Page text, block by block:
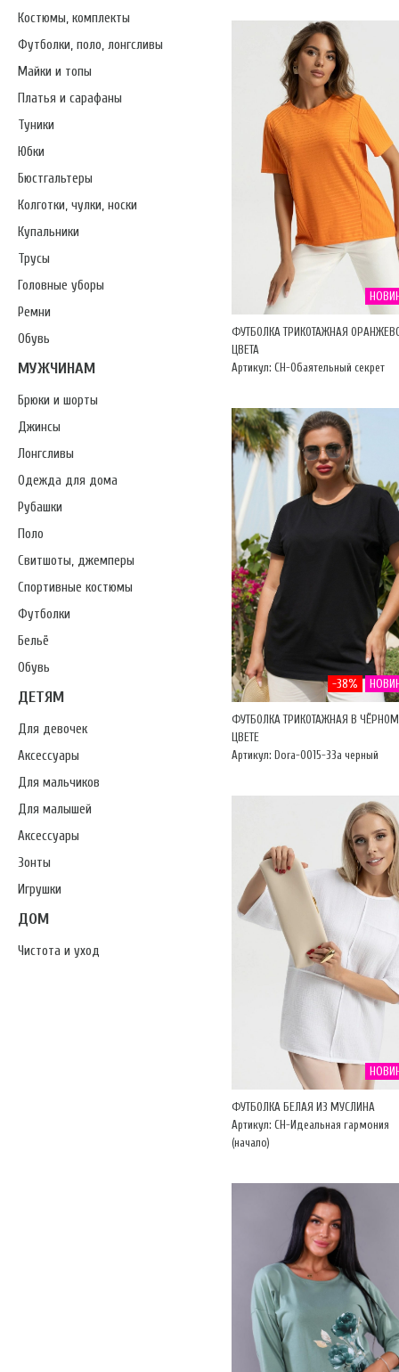
Костюмы, комплекты
Футболки, поло, лонгсливы
Майки и топы
Платья и сарафаны
Туники
Юбки
Бюстгальтеры
Колготки, чулки, носки
Купальники
Трусы
Головные уборы
Ремни
Обувь
МУЖЧИНАМ
Брюки и шорты
Джинсы
Лонгсливы
Одежда для дома
Рубашки
Поло
Свитшоты, джемперы
Спортивные костюмы
Футболки
Бельё
Обувь
ДЕТЯМ
Для девочек
Аксессуары
Для мальчиков
Для малышей
Аксессуары
Зонты
Игрушки
ДОМ
Чистота и уход
ФУТБОЛКА ТРИКОТАЖНАЯ
ЦВЕТА
Артикул: CH-Обаятельный секрет
-38%
ФУТБОЛКА ТРИКОТАЖНАЯ В ЧЁРНОМ
ЦВЕТЕ
Артикул: Dora-0015-33а черный
ФУТБОЛКА БЕЛАЯ ИЗ МУСЛИНА
Артикул: CH-Идеальная гармония
(начало)